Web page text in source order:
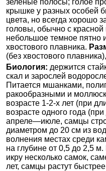
крышке у разных особей
цвета, но всегда хорошо
головы, обычно с красной
небольшое темное пятно
хвостового плавника.
(без хвостового
Биология: держится
скал и зарослей
Питается мшанками,
ракообразными и
возрасте 1-2-х лет (при
возрасте одного года
апреле—июле, самцы
диаметром до 20 см из
волнения местах среди
на глубине от 0,5 до 2,5
икру несколько самок,
лет, самцы растут